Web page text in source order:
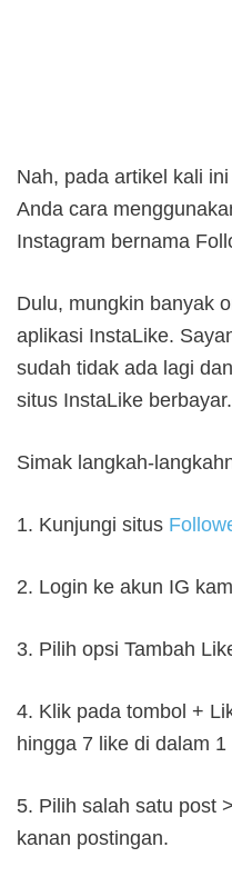
Nah, pada artikel kali
Anda cara
Instagram bernama
Dulu, mungkin banyak
aplikasi InstaLike.
sudah tidak ada lagi
situs InstaLike berbayar.
Simak langkah-
1. Kunjungi situs
2. Login ke akun IG
3. Pilih opsi Tambah
4. Klik pada tombol +
hingga 7 like di dalam 1
5. Pilih salah satu post
kanan postingan.